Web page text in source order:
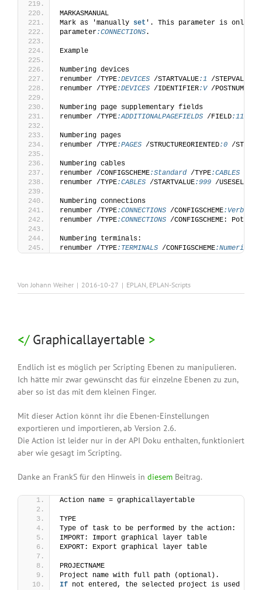
MARKASMANUAL
Mark as 'manually set '. This parameter is only
parameter:CONNECTIONS.
Example
Numbering devices
renumber /TYPE:DEVICES /STARTVALUE:1 /STEPVALUE
renumber /TYPE:DEVICES /IDENTIFIER:V /
Numbering page supplementary fields
renumber /TYPE:ADDITIONALPAGEFIELDS /FIELD:11901
Numbering pages
renumber /TYPE:PAGES /STRUCTUREORIENTED:0 /
Numbering cables
renumber /CONFIGSCHEME:Standard /TYPE:CABLES
renumber /TYPE:CABLES /STARTVALUE:999 /
Numbering connections
renumber /TYPE:CONNECTIONS /CONFIGSCHEME
renumber /TYPE:CONNECTIONS /CONFIGSCHEME:
Numbering terminals:
renumber /TYPE:TERMINALS /CONFIGSCHEME:Numerisch
VonJohann Weiher | 2016-10-27 | EPLAN, EPLAN-Scripts
Graphicallayertable
Endlich ist es möglich per Scripting Ebenen zu manipulieren.
Ich hätte mir zwar gewünscht das für einzelne Ebenen zu zun,
aber so ist das mit dem kleinen Finger.
Mit dieser Action könnt ihr die Ebenen-Einstellungen
exportieren und importieren, ab Version 2.6.
Die Action ist leider nur in der API Doku enthalten, funktioniert
aber wie gesagt im Scripting.
Danke an FrankS für den Hinweis in diesem Beitrag.
Action name = graphicallayertable
TYPE
Type of task to be performed by the action:
IMPORT: Import graphical layer table
EXPORT: Export graphical layer table
PROJECTNAME
Project name with full path (optional).
If not entered, the selected project is used